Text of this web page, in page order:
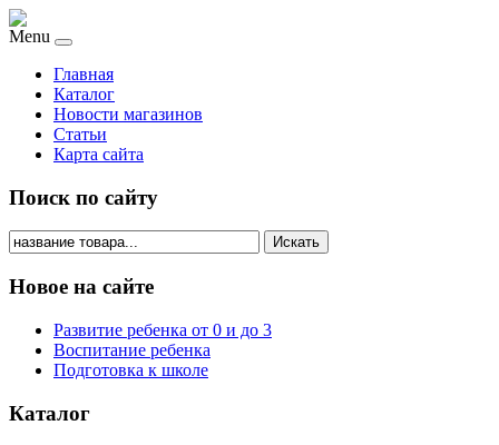
Menu
Главная
Каталог
Новости магазинов
Статьи
Карта сайта
Поиск по сайту
Искать
Новое на сайте
Развитие ребенка от 0 и до 3
Воспитание ребенка
Подготовка к школе
Каталог